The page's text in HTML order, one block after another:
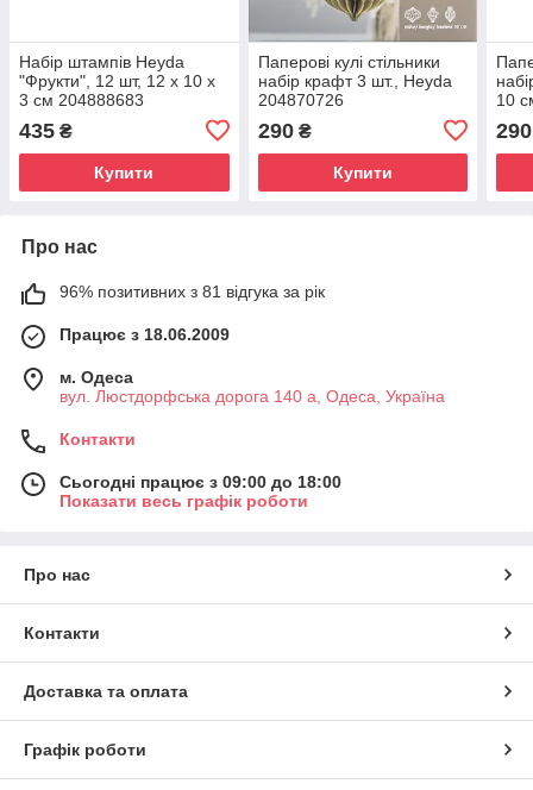
Набір штампів Heyda
"Фрукти", 12 шт, 12 х 10 х
3 см 204888683
435 ₴
Купити
Паперові кулі стільники
набір крафт 3 шт., Heyda
204870726
290₴
Купити
10
290
Про нас
96% позитивних з 81 відгука за рік
Працює з 18.06.2009
м. Одеса
вул. Люстдорфська дорога 140 а, Одеса, Україна
Контакти
Сьогодні працює з 09:00 до 18:00
Показати весь графік роботи
Про нас
Контакти
Доставка та оплата
Графік роботи